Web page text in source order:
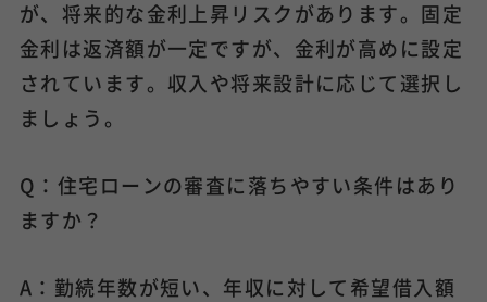
が、将来的な金利上昇リスクがあります。固定
金利は返済額が一定ですが、金利が高めに設定
されています。収入や将来設計に応じて選択し
ましょう。
Q：住宅ローンの審査に落ちやすい条件はあり
ますか？
A：勤続年数が短い、年収に対して希望借入額